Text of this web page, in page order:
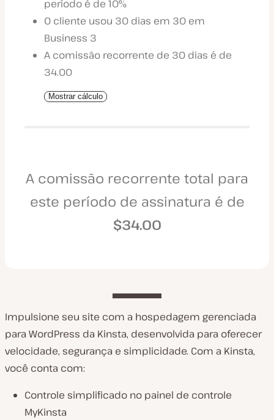
período é de 10%
O cliente usou 30 dias em 30 em
Business 3
A comissão recorrente de 30 dias é de
34.00
Mostrar cálculo
A comissão recorrente total para
este período de assinatura é de
$34.00
Impulsione seu site com a hospedagem gerenciada
para WordPress da Kinsta, desenvolvida para oferecer
velocidade, segurança e simplicidade. Com a Kinsta,
você conta com:
Controle simplificado no painel de controle
MyKinsta